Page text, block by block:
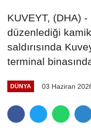
KUVEYT, (DHA)
düzenlediği
saldırısında
terminal
DÜNYA 03 Haziran